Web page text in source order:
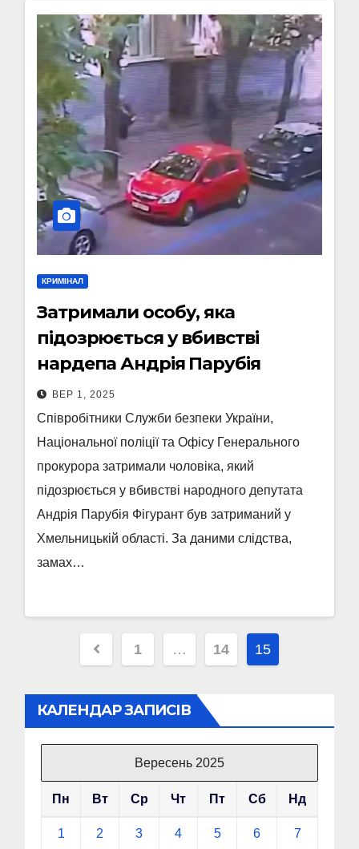
КРИМІНАЛ
Затримали особу, яка
підозрюється у вбивстві
нардепа Андрія Парубія
ВЕР 1, 2025
Співробітники Служби безпеки України,
Національної поліції та Офісу Генерального
прокурора затримали чоловіка, який
підозрюється у вбивстві народного депутата
Андрія Парубія Фігурант був затриманий у
Хмельницькій області. За даними слідства,
замах…
Пагінація
1 … 14 15
КАЛЕНДАР ЗАПИСІВ
Вересень 2025
Пн Вт Ср Чт Пт Сб Нд
1 2 3 4 5 6 7